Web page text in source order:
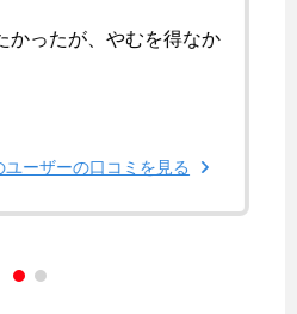
かったが、やむを得なか
ユーザーの口コミを見る